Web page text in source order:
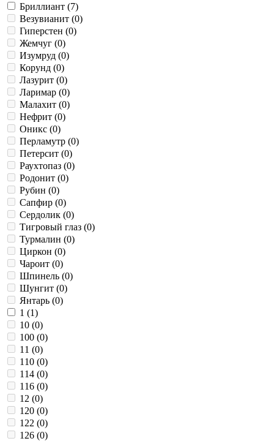
MARGHERITA (
Memento Mori (
METROPOLITAN (
MIMOSA (0
MINOU (0)
Moments (3
Nautilus (0)
OHMY Diamonds (
Origami ( 0)
PETALS (0
Shambala (
Solid (0)
Super Monkey (
Toggle (0)
WHAT IS LOVE (
Авангард (
Дворцовые тайны (
Конфетти (0)
По эскизам Фирмы Карла Фаберже (
Премиум (0)
Престиж (1
Русские сезоны (
Эрмитаж (0)
Бриллиант (7)
Везувианит (0)
Гиперстен (0)
Жемчуг (0)
Изумруд (0)
Корунд (0)
Лазурит (0)
Ларимар (0)
Малахит (0)
Нефрит (0)
Оникс (0)
Перламутр (0)
Петерсит (0)
Раухтопаз (0)
Родонит (0)
Рубин (0)
Сапфир (0)
Сердолик (0)
Тигровый глаз (0)
Турмалин (0)
Циркон (0)
Чароит (0)
Шпинель (0)
Шунгит (0)
Янтарь (0)
1 (1)
10 (0)
100 (0)
11 (0)
110 (0)
114 (0)
116 (0)
12 (0)
120 (0)
122 (0)
126 (0)